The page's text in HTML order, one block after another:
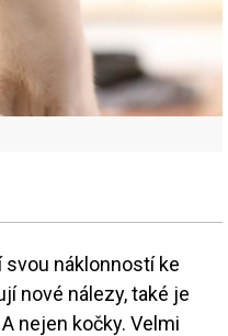
svou náklonností ke
nové nálezy, také je
nejen kočky. Velmi